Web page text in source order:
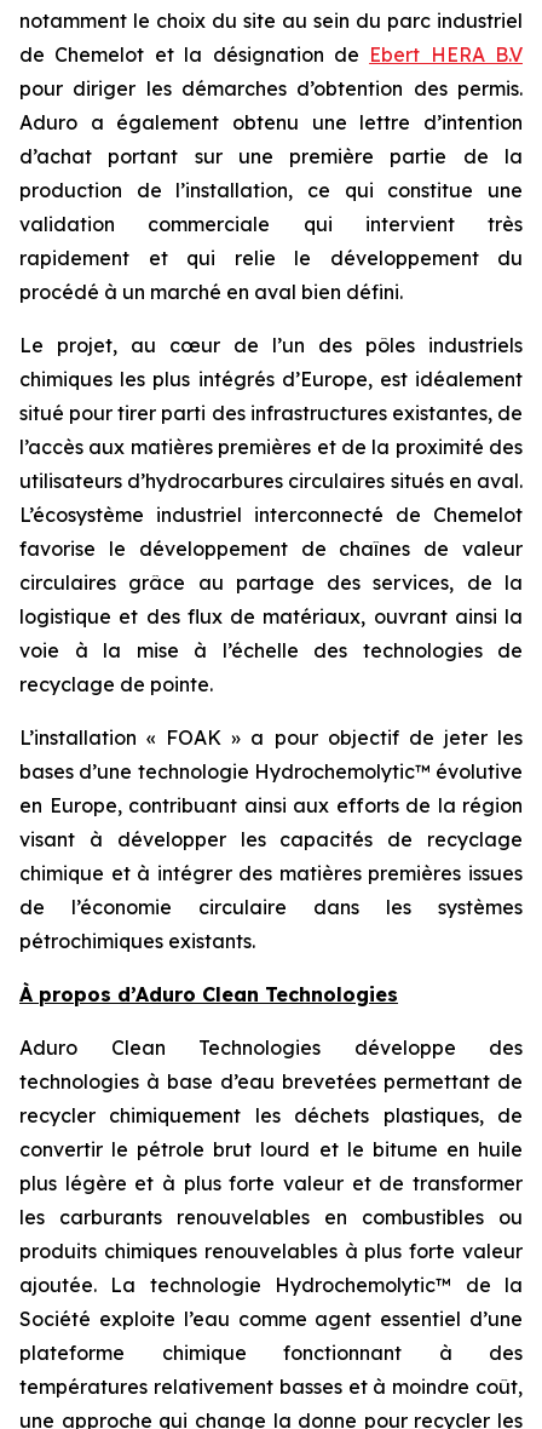
notamment le choix du site au sein du parc industriel
de Chemelot et la désignation de Ebert HERA B.V
pour diriger les démarches d’obtention des permis.
Aduro a également obtenu une lettre d’intention
d’achat portant sur une première partie de la
production de l’installation, ce qui constitue une
validation commerciale qui intervient très
rapidement et qui relie le développement du
procédé à un marché en aval bien défini.
Le projet, au cœur de l’un des pôles industriels
chimiques les plus intégrés d’Europe, est idéalement
situé pour tirer parti des infrastructures existantes, de
l’accès aux matières premières et de la proximité des
utilisateurs d’hydrocarbures circulaires situés en aval.
L’écosystème industriel interconnecté de Chemelot
favorise le développement de chaînes de valeur
circulaires grâce au partage des services, de la
logistique et des flux de matériaux, ouvrant ainsi la
voie à la mise à l’échelle des technologies de
recyclage de pointe.
L’installation « FOAK » a pour objectif de jeter les
bases d’une technologie Hydrochemolytic™ évolutive
en Europe, contribuant ainsi aux efforts de la région
visant à développer les capacités de recyclage
chimique et à intégrer des matières premières issues
de l’économie circulaire dans les systèmes
pétrochimiques existants.
À propos d’Aduro Clean Technologies
Aduro Clean Technologies développe des
technologies à base d’eau brevetées permettant de
recycler chimiquement les déchets plastiques, de
convertir le pétrole brut lourd et le bitume en huile
plus légère et à plus forte valeur et de transformer
les carburants renouvelables en combustibles ou
produits chimiques renouvelables à plus forte valeur
ajoutée. La technologie Hydrochemolytic™ de la
Société exploite l’eau comme agent essentiel d’une
plateforme chimique fonctionnant à des
températures relativement basses et à moindre coût,
une approche qui change la donne pour recycler les